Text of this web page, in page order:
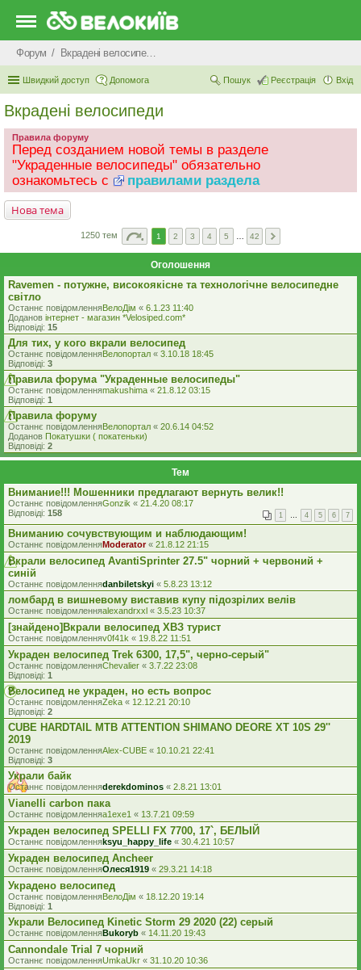
Форум Вкрадені велосипеди
Швидкий доступ Допомога Вхід
Реєстрація
Пошук
Вкрадені велосипеди
Правила форуму
Перед созданием новой темы в разделе
"Украденные велосипеды" обязательно
ознакомьтесь с
правилами раздела
Нова тема
1250 тем 1 2 3 4 5 42
Оголошення
Ravemen - потужне, високоякісне та технологічне велосипедне
світло
Останнє повідомленняВелоДім « 6.1.23 11:40
Доданов iнтернет - магазин *Velosiped.com*
Відповіді: 15
Для тих, у кого вкрали велосипед
Останнє повідомленняВелопортал « 3.10.18 18:45
Відповіді: 3
Правила форума "Украденные велосипеды"
Останнє повідомленняmakushima « 21.8.12 03:15
Відповіді: 1
Правила форуму
Останнє повідомленняВелопортал « 20.6.14 04:52
Доданов Покатушки ( покатеньки)
Відповіді: 2
Тем
Внимание!!! Мошенники предлагают вернуть велик!!
Останнє повідомленняGonzik « 21.4.20 08:17
Відповіді: 158 1 … 4 5 6 7
Вниманию сочувствующим и наблюдающим!
Останнє повідомленняModerator« 21.8.12 21:15
Вкрали велосипед AvantiSprinter 27.5" чорний + червоний +
синій
Останнє повідомленняdanbiletskyi « 5.8.23 13:12
ломбард в вишневому виставив купу підозрілих велів
Останнє повідомленняalexandrxxl « 3.5.23 10:37
[знайдено]Вкрали велосипед ХВЗ турист
Останнє повідомленняv0f41k « 19.8.22 11:51
Украден велосипед Trek 6300, 17,5", черно-серый"
Останнє повідомленняChevalier « 3.7.22 23:08
Відповіді: 1
Велосипед не украден, но есть вопрос
Останнє повідомленняZeka « 12.12.21 20:10
Відповіді: 2
CUBE HARDTAIL MTB ATTENTION SHIMANO DEORE XT 10S 29''
2019
Останнє повідомленняAlex-CUBE « 10.10.21 22:41
Відповіді: 3
Украли байк
Останнє повідомленняderekdominos « 2.8.21 13:01
Vianelli carbon пака
Останнє повідомленняa1exe1 « 13.7.21 09:59
Украден велосипед SPELLI FX 7700, 17`, БЕЛЫЙ
Останнє повідомленняksyu_happy_life « 30.4.21 10:57
Украден велосипед Ancheer
Останнє повідомленняОлеся1919 « 29.3.21 14:18
Украдено велосипед
Останнє повідомленняВелоДім « 18.12.20 19:14
Відповіді: 1
Украли Велосипед Kinetic Storm 29 2020 (22) серый
Останнє повідомленняBukoryb « 14.11.20 19:43
Cannondale Trial 7 чорний
Останнє повідомленняUmkaUkr « 31.10.20 10:36